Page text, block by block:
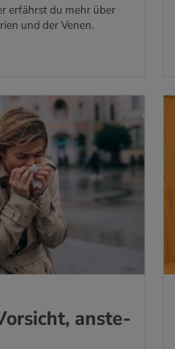
erfährst du mehr über
und der Venen.
an­ste­